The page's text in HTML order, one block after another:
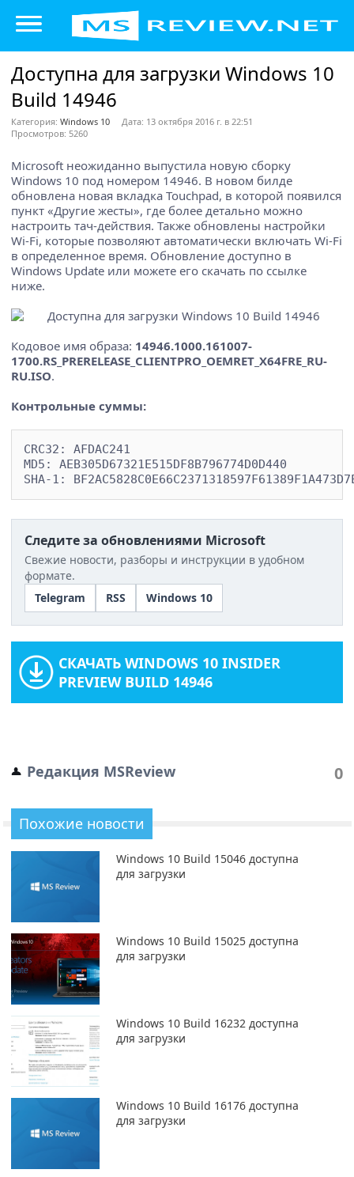
Доступна для загрузки Windows 10
Build 14946
Категория: Windows 10
Дата: 13 октября 2016 г. в 22:51
Просмотров: 5260
Microsoft неожиданно выпустила новую сборку
Windows 10 под номером 14946. В новом билде
обновлена новая вкладка Touchpad, в которой появился
пункт «Другие жесты», где более детально можно
настроить тач-действия. Также обновлены настройки
Wi-Fi, которые позволяют автоматически включать Wi-Fi
в определенное время. Обновление доступно в
Windows Update или можете его скачать по ссылке
ниже.
Кодовое имя образа: 14946.1000.161007-
1700.RS_PRERELEASE_CLIENTPRO_OEMRET_X64FRE_RU-
RU.ISO.
Контрольные суммы:
CRC32: AFDAC241
MD5: AEB305D67321E515DF8B796774D0D440
SHA-1:
Следите за обновлениями Microsoft
Свежие новости, разборы и инструкции в удобном
формате.
Telegram
RSS Windows 10
СКАЧАТЬ WINDOWS 10 INSIDER
PREVIEW BUILD 14946
Редакция MSReview 0
Похожие новости
Windows 10 Build 15046 доступна
для загрузки
Windows 10 Build 15025 доступна
для загрузки
Windows 10 Build 16232 доступна
для загрузки
Windows 10 Build 16176 доступна
для загрузки